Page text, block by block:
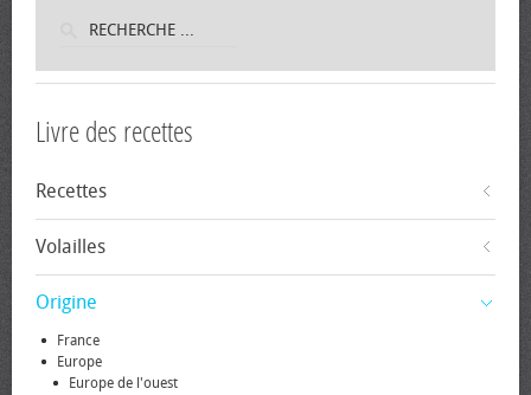
Livre des recettes
Recettes
Volailles
Origine
France
Europe
Europe de l'ouest